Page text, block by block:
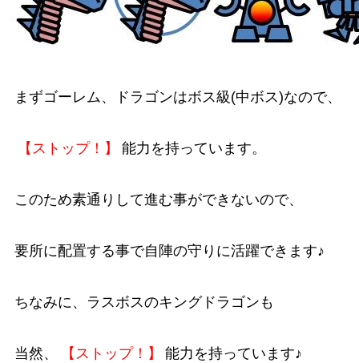
まずゴーレム、ドラゴンはボス級(中ボス)なので、
【ストップ！】 能力を持っています。
このため素通りして進む事ができないので、
要所に配置する事で自陣の守りに活躍できます♪
ちなみに、ラスボスのキングドラゴンも
当然、 【ストップ！】 能力を持っています♪